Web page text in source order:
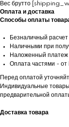
Вес брутто
Оплата и доставка
Способы оплаты
Безналичный
Наличными при
Наложенный платеж
Оплата частями - от
Перед оплатой
Индивидуальные
предварительной
Доставка товара